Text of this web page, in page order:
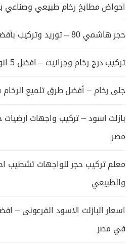
احواض مطابخ رخام طبيعي
حجر هاشمي 80 – توريد وتركيب بأفضل سعر في مصر
تركيب درج رخام وجرانيت – افضل 5 انواع رخام للسلالم
جلى رخام – أفضل طرق تلميع
بازلت اسود – تركيب واجهات
مصر
معلم تركيب حجر للواجهات تشطيب
والطبيعي
اسعار البازلت الاسود الفرعونى –
في مصر